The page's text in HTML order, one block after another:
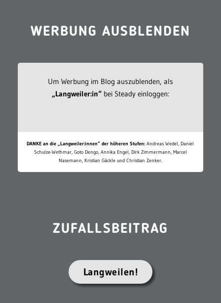
WERBUNG AUSBLENDEN
Um Werbung im Blog auszublenden, als
„Langweiler:in“bei Steady einloggen:
DANKE an die „Langweiler:innen“ der höheren Stufen: Andreas Wedel, Daniel
Schulze-Wethmar, Goto Dengo, Annika Engel, Dirk Zimmermann, Marcel
Nasemann, Kristian Gäckle und Christian Zenker.
ZUFALLSBEITRAG
Langweilen!